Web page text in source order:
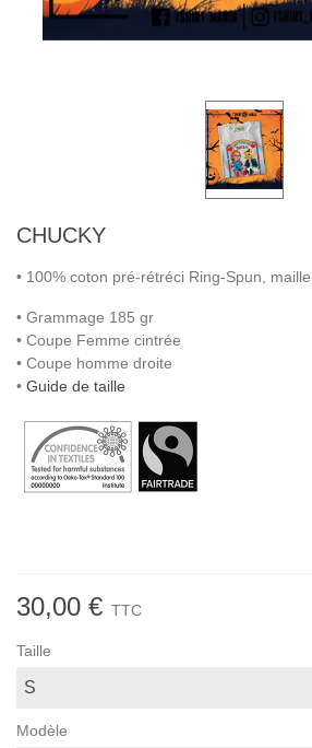
CHUCKY
• 100% coton pré-rétréci Ring-Spun,
• Grammage 185 gr
• Coupe Femme cintrée
• Coupe homme droite
• Guide de taille
30,00 € TTC
Taille
Modèle